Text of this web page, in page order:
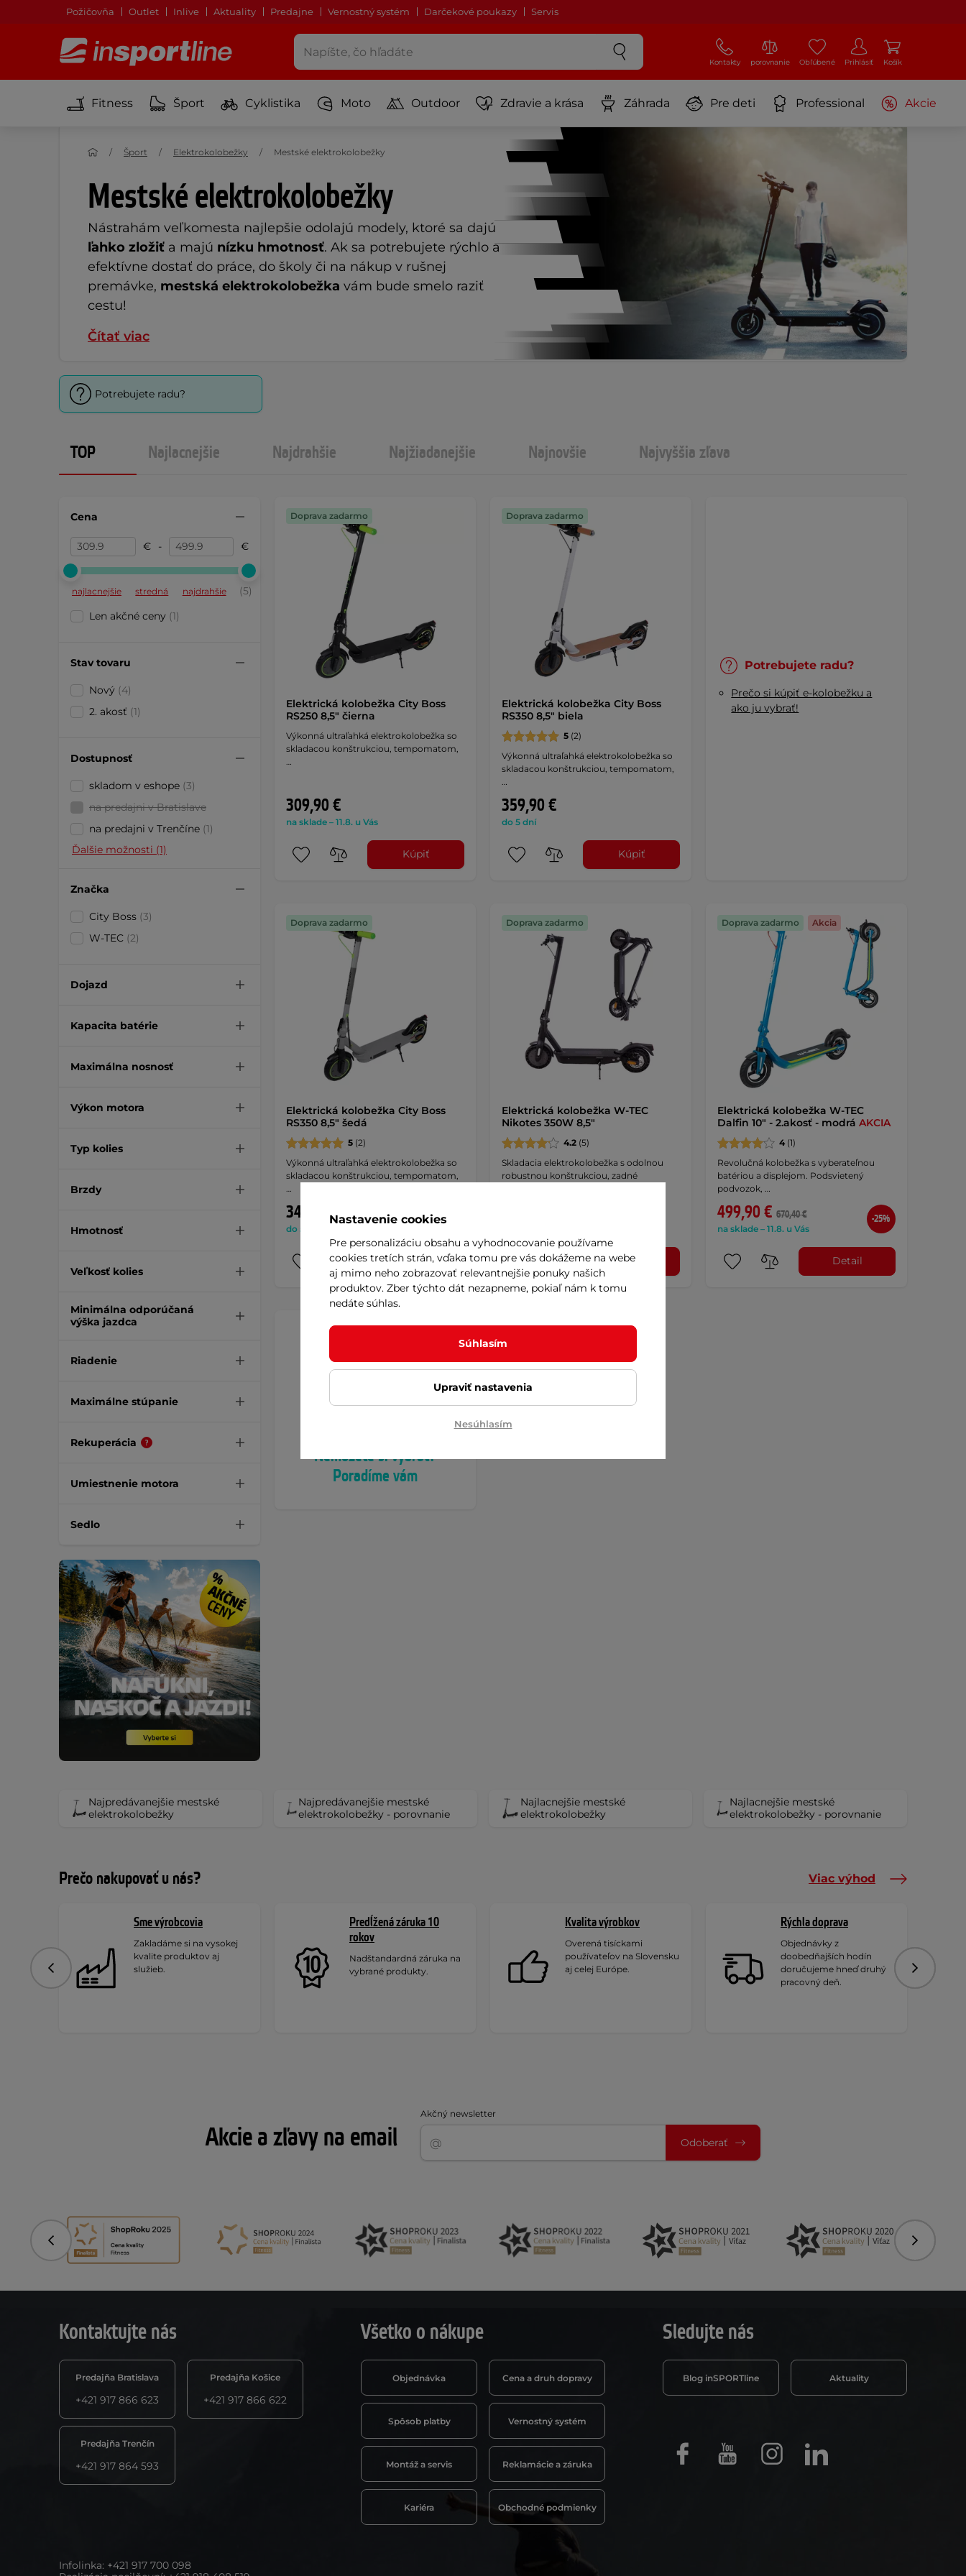
Požičovňa Outlet Inlive Aktuality Predajne Vernostný systém Darčekové poukazy Servis
Kontakty porovnanie Obľúbené Prihlásiť Košík
Fitness Šport Cyklistika Moto Outdoor Zdravie a krása Záhrada Pre deti Professional Akcie
Mestské elektrokolobežky
Nástrahám veľkomesta najlepšie odolajú modely, ktoré sa dajú
ľahko zložiť a majú nízku hmotnosť. Ak sa potrebujete rýchlo a
efektívne dostať do práce, do školy či na nákup v rušnej
premávke, mestská elektrokolobežka vám bude smelo raziť
cestu!
Čítať viac
Šport Elektrokolobežky Mestské elektrokolobežky
Potrebujete radu?
TOP Najlacnejšie Najdrahšie Najžiadanejšie Najnovšie Najvyššia zľava
Cena
€ - €
najlacnejšie stredná najdrahšie
(5)
Len akčné ceny (1)
Stav tovaru
Nový (4)
2. akosť (1)
Dostupnosť
skladom v eshope (3)
na predajni v Bratislave
na predajni v Trenčíne (1)
Ďalšie možnosti (1)
Značka
City Boss (3)
W-TEC (2)
Dojazd
Kapacita batérie
Maximálna nosnosť
Výkon motora
Typ kolies
Brzdy
Hmotnosť
Veľkosť kolies
Minimálna odporúčaná
výška jazdca
Riadenie
Maximálne stúpanie
Rekuperácia
Umiestnenie motora
Sedlo
Doprava zadarmo
Elektrická kolobežka City Boss
RS250 8,5" čierna
Výkonná ultraľahká elektrokolobežka so
skladacou konštrukciou, tempomatom,
309,90 €
na sklade – 11.8. u Vás
Kúpiť
Doprava zadarmo
Elektrická kolobežka City Boss
RS350 8,5" biela
5(2)
Výkonná ultraľahká elektrokolobežka so
skladacou konštrukciou, tempomatom,
359,90 €
do 5 dní
Kúpiť
Potrebujete radu?
Prečo si kúpiť e-kolobežku a
ako ju vybrať!
Doprava zadarmo
Elektrická kolobežka City Boss
RS350 8,5" šedá
5 (2)
Výkonná ultraľahká elektrokolobežka so
skladacou konštrukciou, tempomatom,
349,90 €
do 5 dní
Kúpiť
Doprava zadarmo
Elektrická kolobežka W-TEC
Nikotes 350W 8,5"
4.2(5)
Skladacia elektrokolobežka s odolnou
robustnou konštrukciou, zadné
Kúpiť
Doprava zadarmo Akcia
Elektrická kolobežka W-TEC
Dalfin 10" - 2.akosť - modrá AKCIA
4(1)
Revolučná kolobežka s vyberateľnou
batériou a displejom. Podsvietený
podvozok, …
499,90 € 670,40 €
na sklade – 11.8. u Vás
-25%
Detail
Nemôžete si vybrať?
Poradíme vám
Najpredávanejšie mestské
elektrokolobežky
Najpredávanejšie mestské
elektrokolobežky - porovnanie
Najlacnejšie mestské
elektrokolobežky
Najlacnejšie mestské
elektrokolobežky - porovnanie
Prečo nakupovať u nás? Viac výhod
Sme výrobcovia
Zakladáme si na vysokej
kvalite produktov aj
služieb.
Predĺžená záruka 10
rokov
Nadštandardná záruka na
vybrané produkty.
Kvalita výrobkov
Overená tisíckami
používateľov na Slovensku
aj celej Európe.
Rýchla doprava
Objednávky z
doobedňajších hodín
doručujeme hneď druhý
pracovný deň.
Predchádzajúce
Akcie a zľavy na email
Akčný newsletter
Odoberať
Predchádzajúce
Kontaktujte nás
Predajňa Bratislava
+421 917 866 623
Predajňa Košice
+421 917 866 622
Predajňa Trenčín
+421 917 864 593
Všetko o nákupe
Objednávka Cena a druh dopravy
Spôsob platby Vernostný systém
Montáž a servis Reklamácie a záruka
Kariéra Obchodné podmienky
Sledujte nás
Blog inSPORTline Aktuality
FacebookYoutube InstagramLinkedIn
Infolinka: +421 917 700 098
Nastavenie cookies
Pre personalizáciu obsahu a vyhodnocovanie používame
cookies tretích strán, vďaka tomu pre vás dokážeme na webe
aj mimo neho zobrazovať relevantnejšie ponuky našich
produktov. Zber týchto dát nezapneme, pokiaľ nám k tomu
nedáte súhlas.
Súhlasím
Upraviť nastavenia
Nesúhlasím